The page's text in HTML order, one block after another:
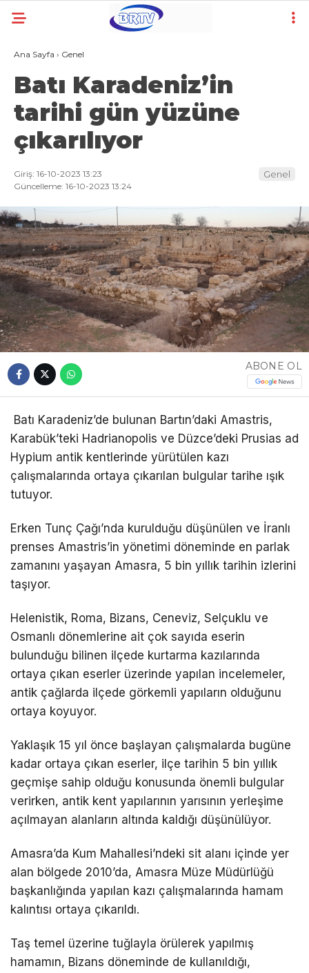
Ana Sayfa › Genel
Batı Karadeniz’in
tarihi gün yüzüne
çıkarılıyor
Giriş: 16-10-2023 13:23
Güncelleme: 16-10-2023 13:24
Genel
ABONE OL
Batı Karadeniz’de bulunan Bartın’daki Amastris,
Karabük’teki Hadrianopolis ve Düzce’deki Prusias ad
Hypium antik kentlerinde yürütülen kazı
çalışmalarında ortaya çıkarılan bulgular tarihe ışık
tutuyor.
Erken Tunç Çağı’nda kurulduğu düşünülen ve İranlı
prenses Amastris’in yönetimi döneminde en parlak
zamanını yaşayan Amasra, 5 bin yıllık tarihin izlerini
taşıyor.
Helenistik, Roma, Bizans, Ceneviz, Selçuklu ve
Osmanlı dönemlerine ait çok sayıda eserin
bulunduğu bilinen ilçede kurtarma kazılarında
ortaya çıkan eserler üzerinde yapılan incelemeler,
antik çağlarda ilçede görkemli yapıların olduğunu
ortaya koyuyor.
Yaklaşık 15 yıl önce başlayan çalışmalarda bugüne
kadar ortaya çıkan eserler, ilçe tarihin 5 bin yıllık
geçmişe sahip olduğu konusunda önemli bulgular
verirken, antik kent yapılarının yarısının yerleşime
açılmayan alanların altında kaldığı düşünülüyor.
Amasra’da Kum Mahallesi’ndeki sit alanı içinde yer
alan bölgede 2010’da, Amasra Müze Müdürlüğü
başkanlığında yapılan kazı çalışmalarında hamam
kalıntısı ortaya çıkarıldı.
Taş temel üzerine tuğlayla örülerek yapılmış
hamamın, Bizans döneminde de kullanıldığı,